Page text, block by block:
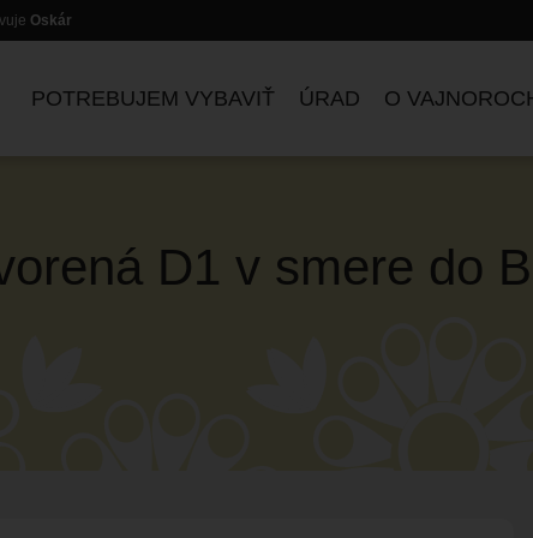
Oskár
POTREBUJEM VYBAVIŤ ÚRAD O
D1 v smere do